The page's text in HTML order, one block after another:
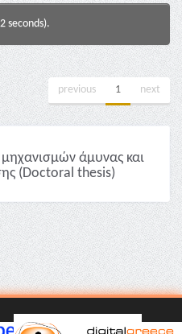
seconds).
previous 1 next
άμυνας και
(Doctoral thesis)